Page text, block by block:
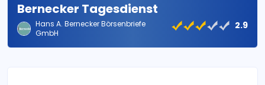
Bernecker Tagesdienst
Hans A. Bernecker Börsenbriefe
GmbH
2.9